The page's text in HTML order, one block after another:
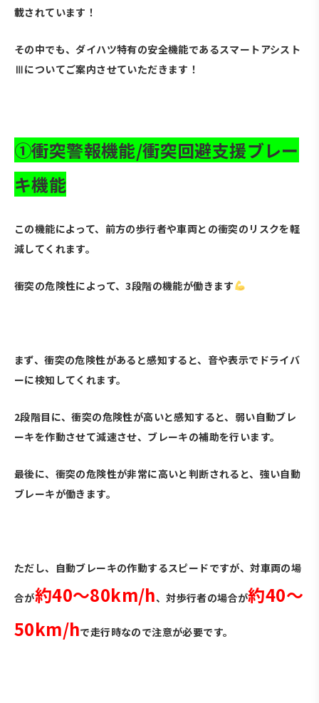
載されています！
その中でも、ダイハツ特有の安全機能であるスマートアシスト
Ⅲについてご案内させていただきます！
➀衝突警報機能/衝突回避支援ブレー
キ機能
この機能によって、前方の歩行者や車両との衝突のリスクを軽
減してくれます。
衝突の危険性によって、3段階の機能が働きます
まず、衝突の危険性があると感知すると、音や表示でドライバ
ーに検知してくれます。
2段階目に、衝突の危険性が高いと感知すると、弱い自動ブレ
ーキを作動させて減速させ、ブレーキの補助を行います。
最後に、衝突の危険性が非常に高いと判断されると、強い自動
ブレーキが働きます。
ただし、自動ブレーキの作動するスピードですが、対車両の場
合が約40～80km/h、対歩行者の場合が約40～
50km/hで走行時なので注意が必要です。